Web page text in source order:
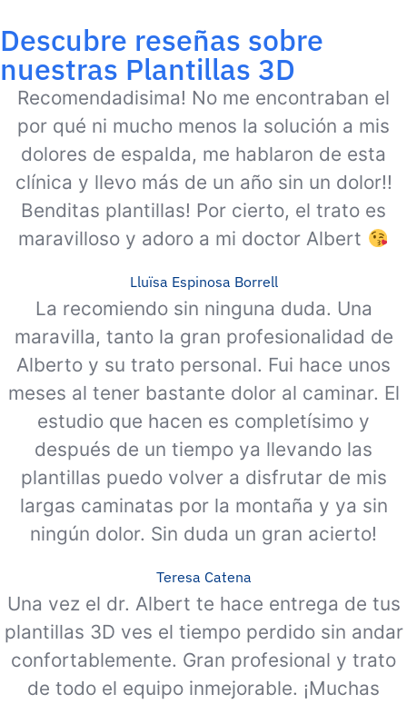
Descubre reseñas sobre
nuestras Plantillas 3D
Recomendadisima! No me encontraban el
por qué ni mucho menos la solución a mis
dolores de espalda, me hablaron de esta
clínica y llevo más de un año sin un dolor!!
Benditas plantillas! Por cierto, el trato es
maravilloso y adoro a mi doctor Albert
Lluïsa Espinosa Borrell
La recomiendo sin ninguna duda. Una
maravilla, tanto la gran profesionalidad de
Alberto y su trato personal. Fui hace unos
meses al tener bastante dolor al caminar. El
estudio que hacen es completísimo y
después de un tiempo ya llevando las
plantillas puedo volver a disfrutar de mis
largas caminatas por la montaña y ya sin
ningún dolor. Sin duda un gran acierto!
Teresa Catena
Una vez el dr. Albert te hace entrega de tus
plantillas 3D ves el tiempo perdido sin andar
confortablemente. Gran profesional y trato
de todo el equipo inmejorable. ¡Muchas